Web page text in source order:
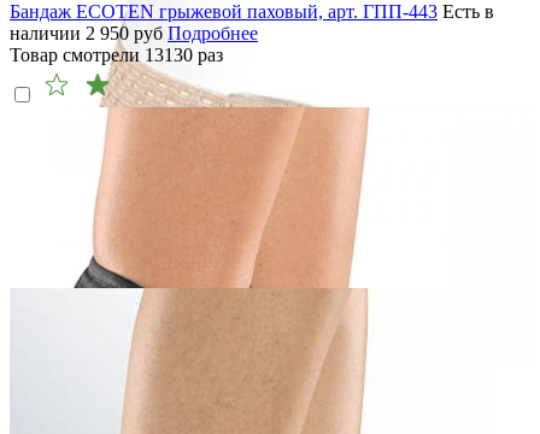
Бандаж ECOTEN грыжевой паховый, арт. ГПП-443 Есть в
наличии 2 950 руб Подробнее
Товар смотрели 13130 раз